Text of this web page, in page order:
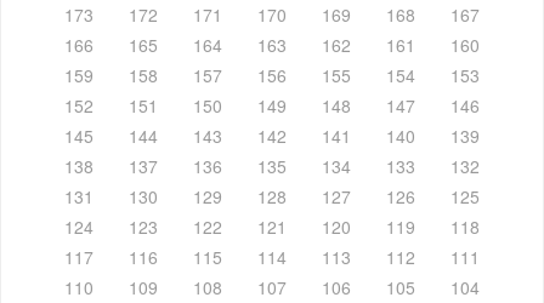
173
172 171 170 169 168
167
166
165 164 163 162 161
160
159
158 157 156 155 154
153
152
151 150 149 148 147
146
145
144 143 142 141 140
139
138
137 136 135 134 133
132
131
130 129 128 127 126
125
124
123 122 121 120 119
118
117
116 115 114 113 112
111
110
109 108 107 106 105 104